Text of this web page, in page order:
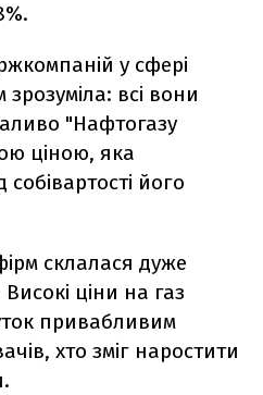
у сфері
зрозуміла: всі вони
"Нафтогазу
ціною, яка
його
склалася дуже
ціни на газ
привабливим
хто зміг наростити